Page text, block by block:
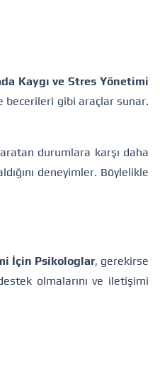
Kaygı ve Stres Yönetimi
becerileri gibi araçlar sunar.
durumlara karşı daha
deneyimler. Böylelikle
İçin Psikologlar, gerekirse
olmalarını ve iletişimi